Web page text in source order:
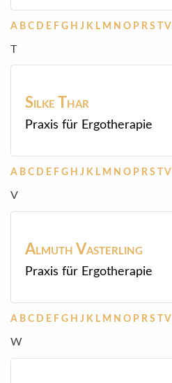
A B C D E F G H J K L M N O P R S TV
T
Silke Thar
Praxis für Ergotherapie
A B C D E F G H J K L M N O P R S V
V
Almuth Vasterling
Praxis für Ergotherapie
A B C D E F G H J K L M N O P R S V
W